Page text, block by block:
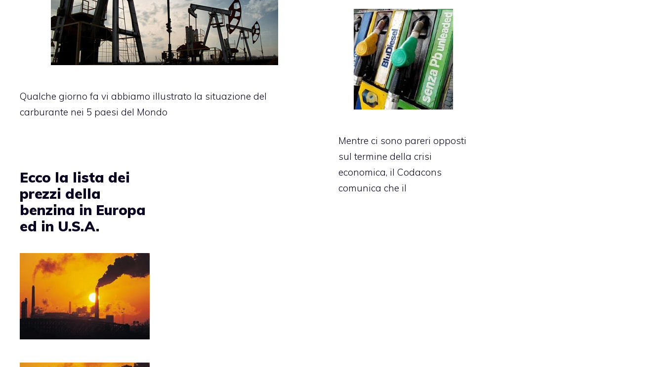
Qualche giorno fa vi abbiamo illustrato la situazione del
carburante nei 5 paesi del Mondo
Mentre ci sono pareri opposti
sul termine della crisi
economica, il Codacons
comunica che il
Ecco la lista dei
prezzi della
benzina in Europa
ed in U.S.A.